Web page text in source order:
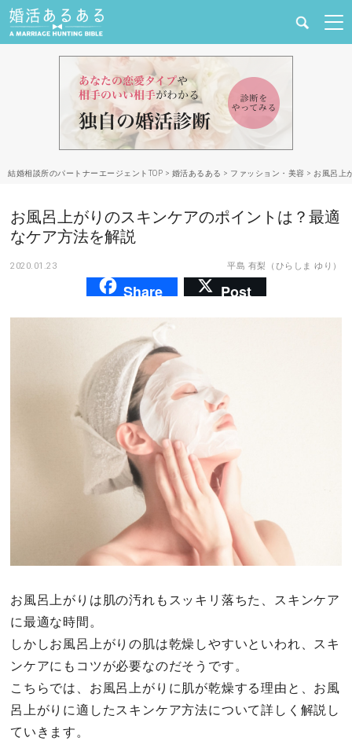
合コン・街コン
マッチングアプリ
ファッション・美容
趣味・旅行
セックスライフ
結婚相談所のパートナーエージェントTOP > 婚活あるある > ファッション・美容 > お風呂上
お風呂上がりのスキンケアのポイントは？最適
なケア方法を解説
2020.01.23 平島 有梨（ひらしま ゆり）
Share Post
お風呂上がりは肌の汚れもスッキリ落ちた、スキンケア
に最適な時間。
しかしお風呂上がりの肌は乾燥しやすいといわれ、スキ
ンケアにもコツが必要なのだそうです。
こちらでは、お風呂上がりに肌が乾燥する理由と、お風
呂上がりに適したスキンケア方法について詳しく解説し
ていきます。